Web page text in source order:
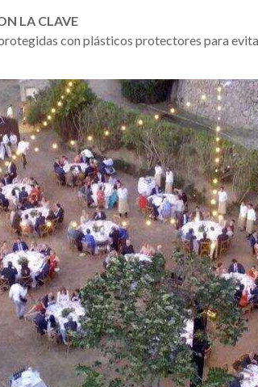
LA CLAVE
con plásticos protectores para